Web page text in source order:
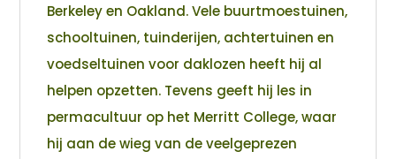
Berkeley en Oakland. Vele buurtmoestuinen,
schooltuinen, tuinderijen, achtertuinen en
voedseltuinen voor daklozen heeft hij al
helpen opzetten. Tevens geeft hij les in
permacultuur op het Merritt College, waar
hij aan de wieg van de veelgeprezen